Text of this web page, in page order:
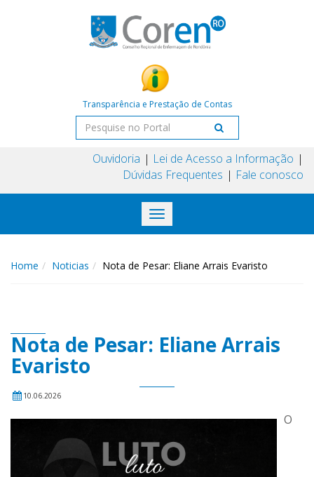
Transparência e Prestação de Contas
Ouvidoria
Lei de Acesso a Informação
Dúvidas Frequentes
Fale conosco
Toggle
navigation
Home Noticias Nota de Pesar: Eliane Arrais Evaristo
Nota de Pesar: Eliane Arrais
Evaristo
10.06.2026
O